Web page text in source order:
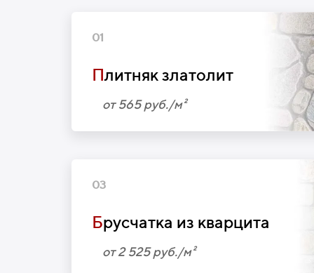
01
Плитняк златолит
от 565 руб./м²
03
Брусчатка из кварцита
от 2 525 руб./м²